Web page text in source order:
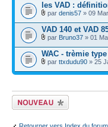
les VAD :
par denis57 » 09
VAD 140 et VAD
par Bruno37 » 01
WAC - trèmie
par ttxdudu90 » 25
Écrire un nouveau
sujet
Retourner vers Index du forum